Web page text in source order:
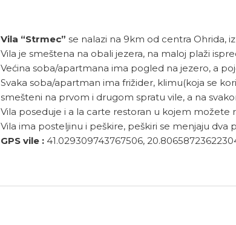
Vila “Strmec” se nalazi na 9km od centra Ohrida,
Vila je smeštena na obali jezera, na maloj plaži
Većina soba/apartmana ima pogled na jezero, a
Svaka soba/apartman ima frižider, klimu(koja se
smešteni na prvom i drugom spratu vile, a na
Vila poseduje i a la carte restoran u kojem možete
Vila ima posteljinu i peškire, peškiri se menjaju dva
GPS vile : 41.029309743767506,